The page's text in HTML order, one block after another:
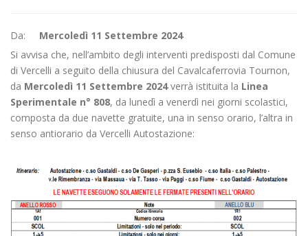
Da: Mercoledì 11 Settembre 2024
Si avvisa che, nell’ambito degli interventi predisposti dal Comune
di Vercelli a seguito della chiusura del Cavalcaferrovia Tournon,
da Mercoledì 11 Settembre 2024verrà istituita la Linea
Sperimentale n° 808, da lunedì a venerdì nei giorni scolastici,
composta da due navette gratuite, una in senso orario, l’altra in
senso antiorario da Vercelli Autostazione: